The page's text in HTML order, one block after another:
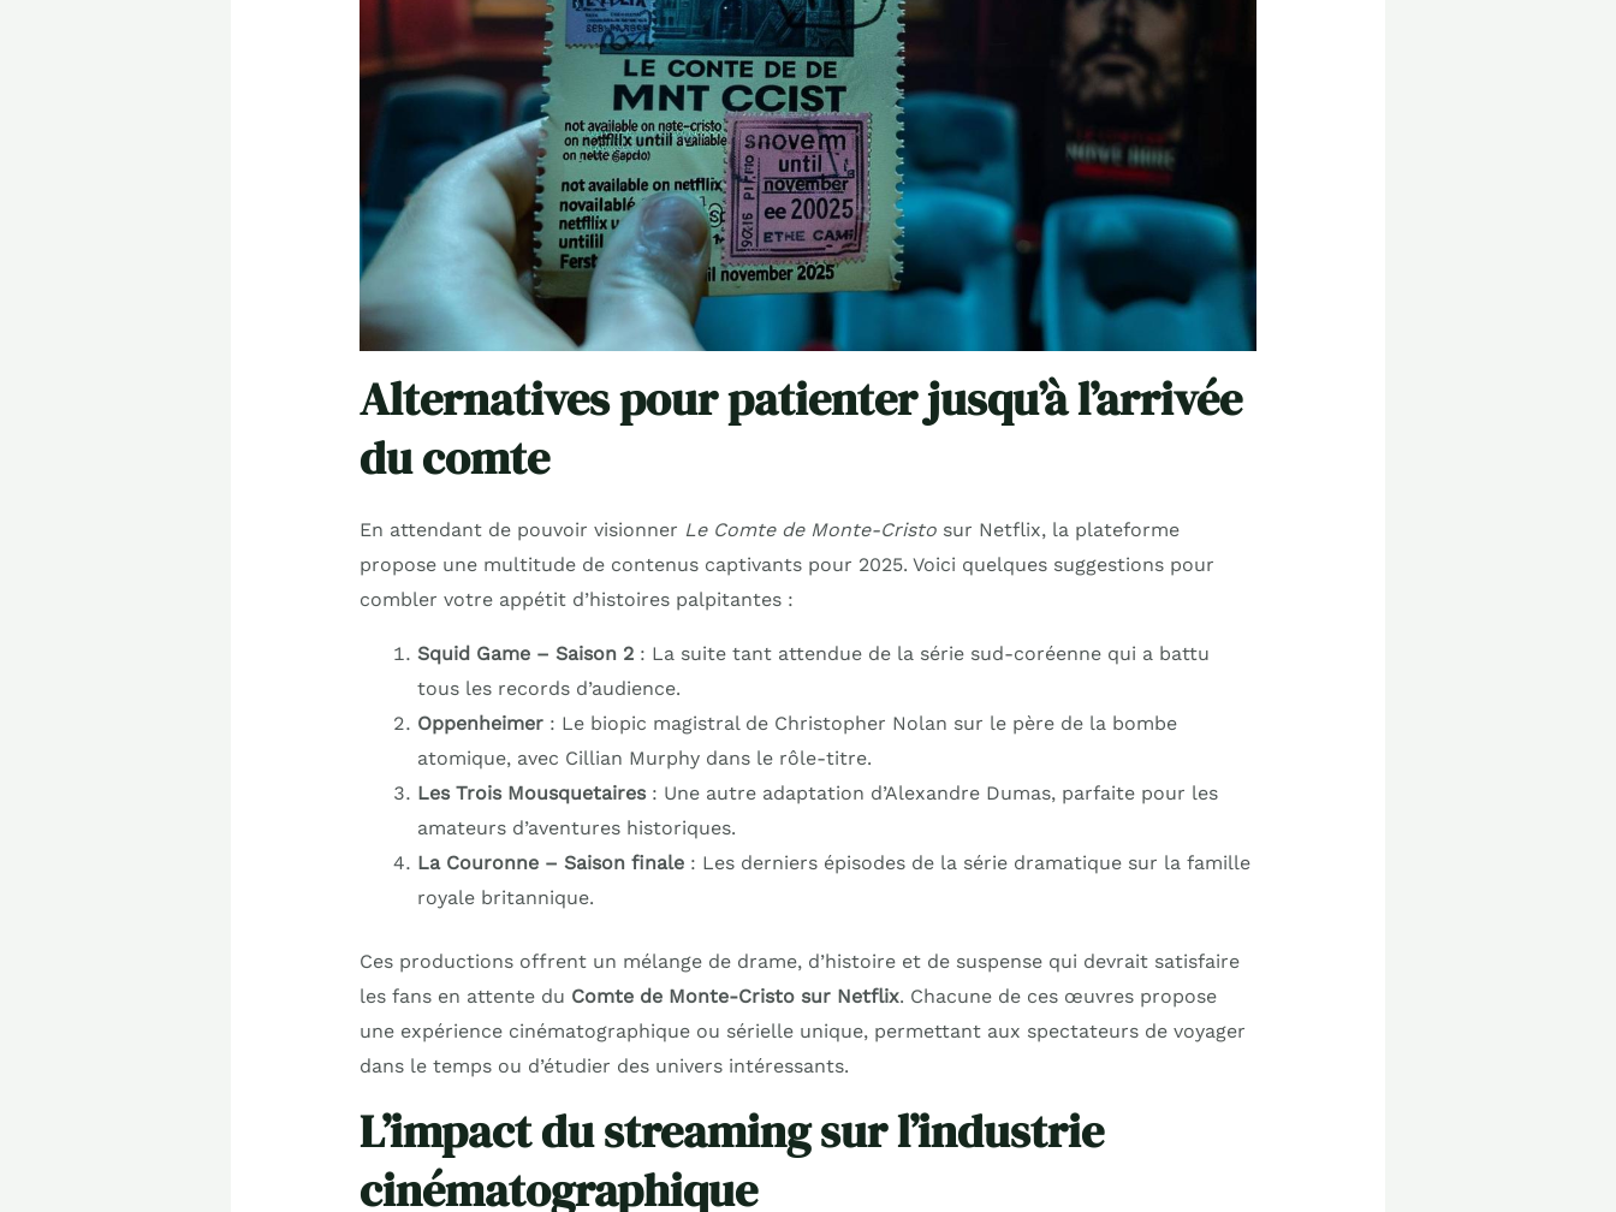
Alternatives pour patienter jusqu’à l’arrivée
du comte
En attendant de pouvoir visionner Le Comte de Monte-Cristosur Netflix, la plateforme
propose une multitude de contenus captivants pour 2025. Voici quelques suggestions pour
combler votre appétit d’histoires palpitantes :
Squid Game – Saison 2: La suite tant attendue de la série sud-coréenne qui a battu
tous les records d’audience.
Oppenheimer: Le biopic magistral de Christopher Nolan sur le père de la bombe
atomique, avec Cillian Murphy dans le rôle-titre.
Les Trois Mousquetaires: Une autre adaptation d’Alexandre Dumas, parfaite pour les
amateurs d’aventures historiques.
La Couronne – Saison finale: Les derniers épisodes de la série dramatique sur la famille
royale britannique.
Ces productions offrent un mélange de drame, d’histoire et de suspense qui devrait satisfaire
les fans en attente du Comte de Monte-Cristo sur Netflix. Chacune de ces œuvres propose
une expérience cinématographique ou sérielle unique, permettant aux spectateurs de voyager
dans le temps ou d’étudier des univers intéressants.
L’impact du streaming sur l’industrie
cinématographique